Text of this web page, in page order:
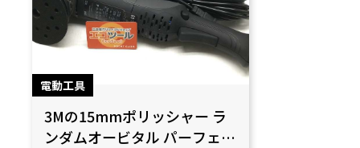
電動工具
3Mの15mmポリッシャー ラ
ンダムオービタル パーフェク